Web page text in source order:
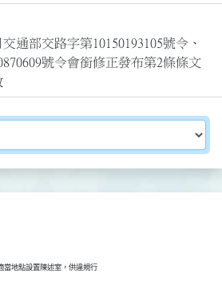
通部交路字第10150193105號令、
號令會銜修正發布第2條條文
當地點設置陳述室，供違規行